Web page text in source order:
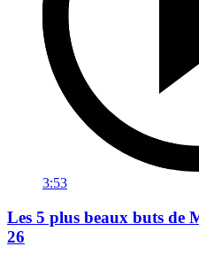
3:53
Les 5 plus beaux buts de
26